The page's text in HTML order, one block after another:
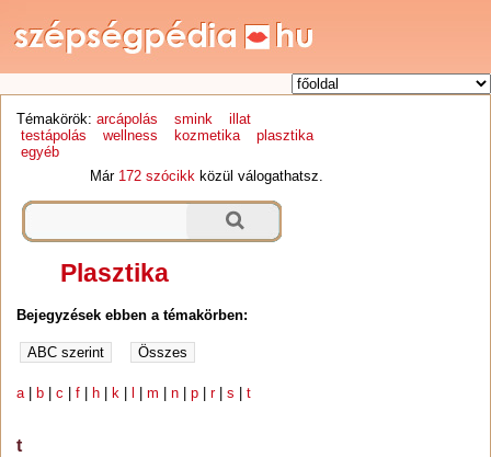
Témakörök: arcápolás smink
illat
testápolás
wellness kozmetika
plasztika
egyéb
Már 172 szócikk közül válogathatsz.
Plasztika
Bejegyzések ebben a témakörben:
a| b |c |f h k |m |n |p |r|s |t
t